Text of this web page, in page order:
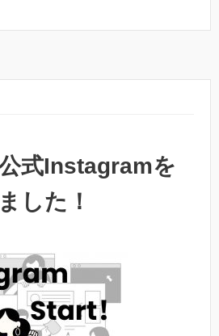
式Instagramを
した！